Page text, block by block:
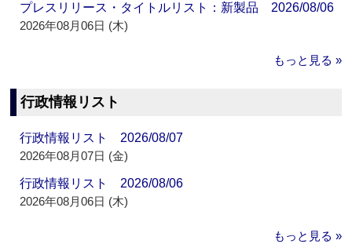
プレスリリース・タイトルリスト：新製品 2026/08/06
2026年08月06日 (木)
もっと見る »
行政情報リスト
行政情報リスト 2026/08/07
2026年08月07日 (金)
行政情報リスト 2026/08/06
2026年08月06日 (木)
もっと見る »